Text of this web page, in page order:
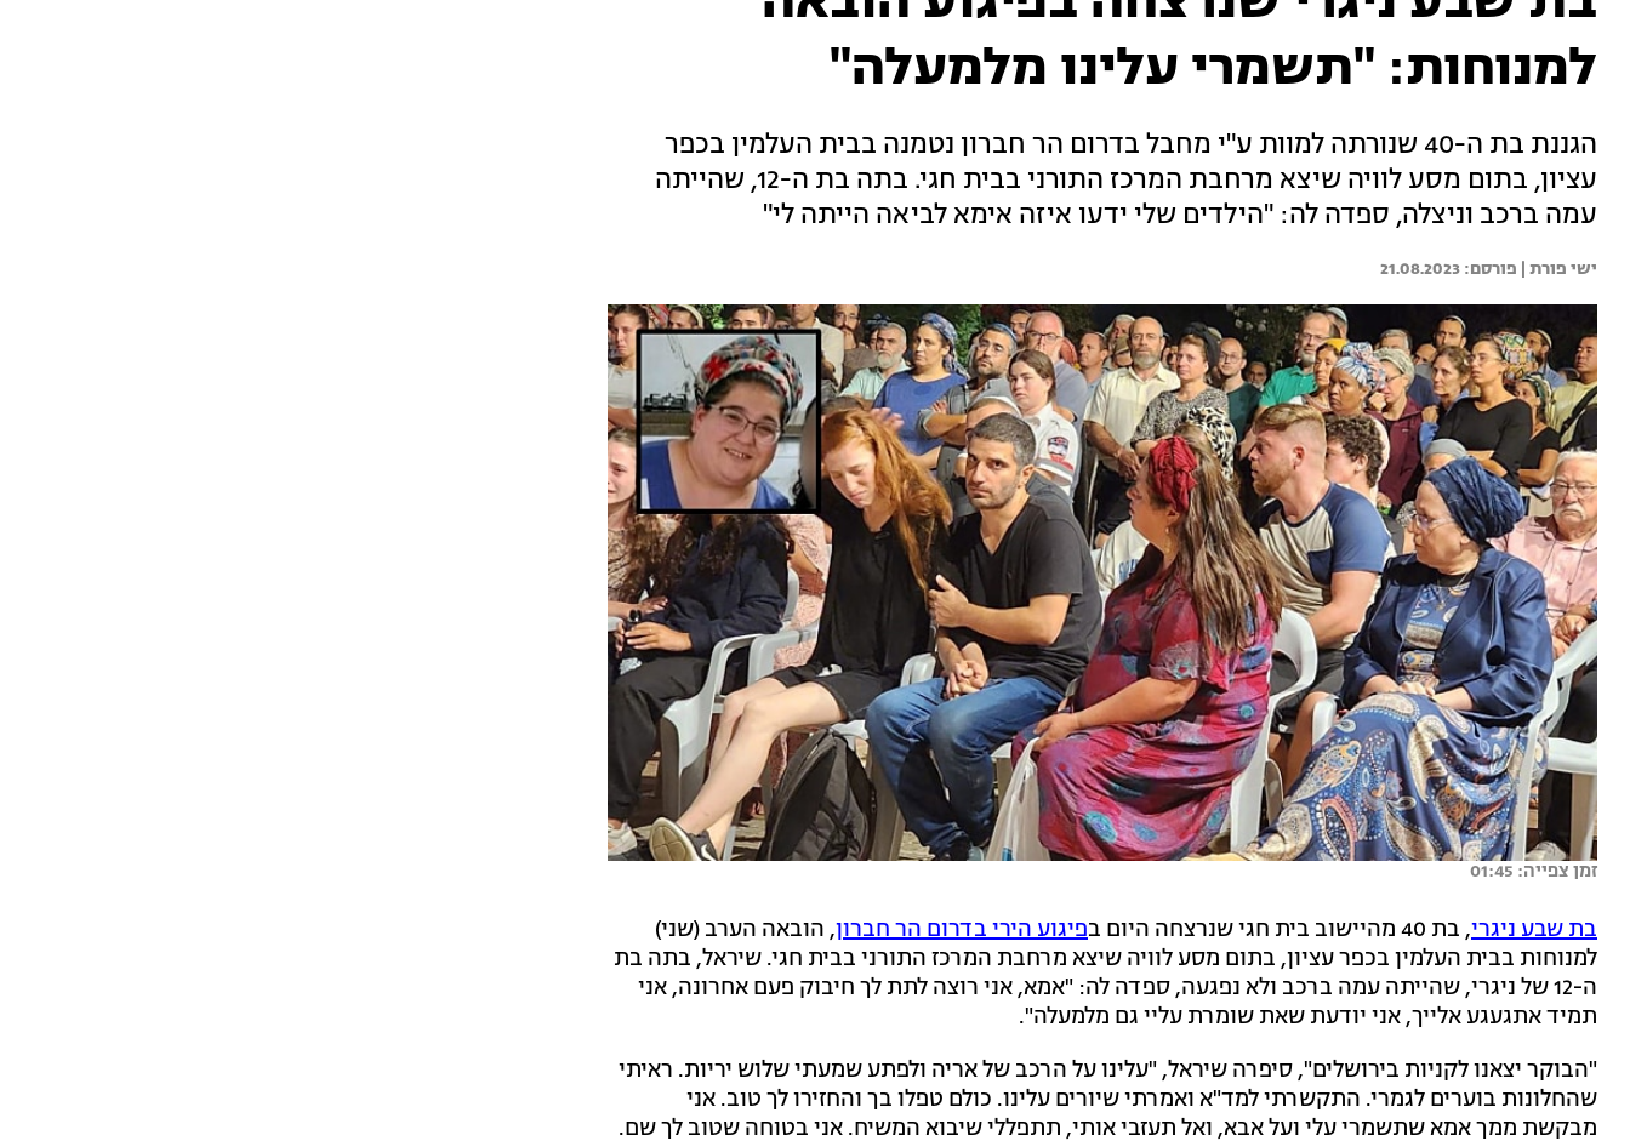
למנוחות: "תשמרי עלינו מלמעלה"
הגננת בת ה-40 שנורתה למוות ע"י מחבל בדרום הר חברון נטמנה בבית העלמין בכפר
עציון, בתום מסע לוויה שיצא מרחבת המרכז התורני בבית חגי. בתה בת ה-12, שהייתה
עמה ברכב וניצלה, ספדה לה: "הילדים שלי ידעו איזה אימא לביאה הייתה לי"
ישי פורת | 21.08.2023
זמן צפייה: 01:45
בת שבע ניגרי, בת 40 מהיישוב בית חגי שנרצחה היום ב פיגוע הירי בדרום הר חברון, הובאה הערב (שני)
למנוחות בבית העלמין בכפר עציון, בתום מסע לוויה שיצא מרחבת המרכז התורני בבית חגי. שיראל, בתה בת
ה-12 של ניגרי, שהייתה עמה ברכב ולא נפגעה, ספדה לה: "אמא, אני רוצה לתת לך חיבוק פעם אחרונה, אני
תמיד אתגעגע אלייך, אני יודעת שאת שומרת עליי גם מלמעלה".
"הבוקר יצאנו לקניות בירושלים", סיפרה שיראל, "עלינו על הרכב של אריה ולפתע שמעתי שלוש יריות. ראיתי
שהחלונות בוערים לגמרי. התקשרתי למד"א ואמרתי שיורים עלינו. כולם טפלו בך והחזירו לך טוב. אני
מבקשת ממך אמא שתשמרי עלי ועל אבא, ואל תעזבי אותי, תתפללי שיבוא המשיח. אני בטוחה שטוב לך שם.